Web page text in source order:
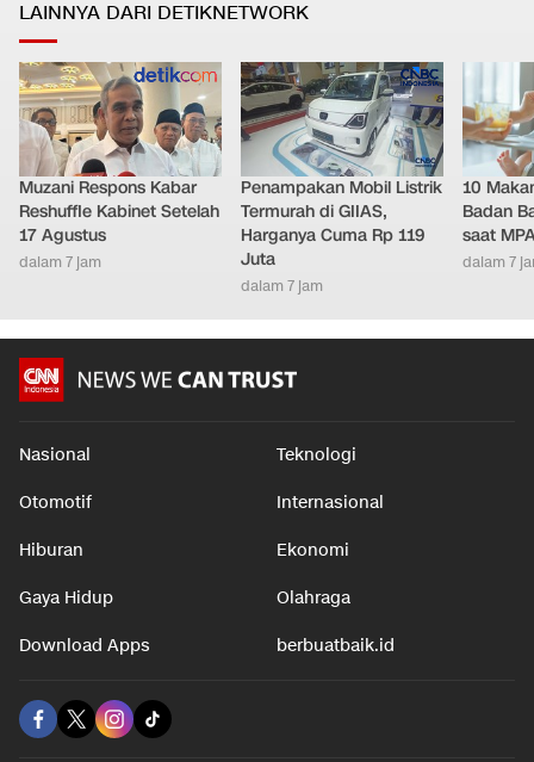
LAINNYA DARI DETIKNETWORK
Muzani Respons Kabar
Reshuffle Kabinet Setelah
17 Agustus
dalam 7 jam
Penampakan Mobil Listrik
Termurah di GIIAS,
Harganya Cuma Rp 119
Juta
dalam 7 jam
10
Badan
saat
dalam 7
Nasional Teknologi
Otomotif Internasional
Hiburan Ekonomi
Gaya Hidup Olahraga
Download Apps berbuatbaik.id